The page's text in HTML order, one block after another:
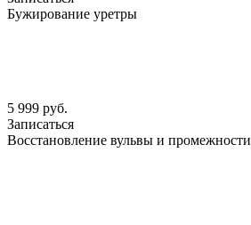
Бужирование уретры
5 999 руб.
Записаться
Восстановление вульвы и промежности